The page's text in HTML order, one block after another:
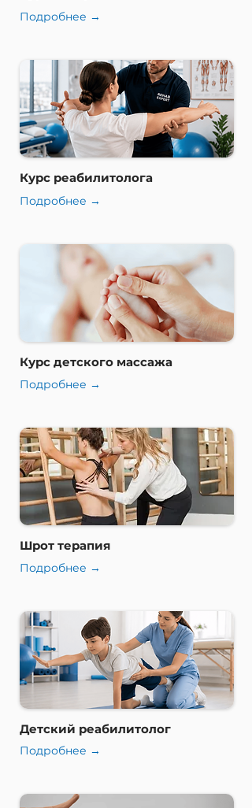
Подробнее →
Курс реабилитолога
Подробнее →
Курс детского массажа
Подробнее →
Шрот терапия
Подробнее →
Детский реабилитолог
Подробнее →